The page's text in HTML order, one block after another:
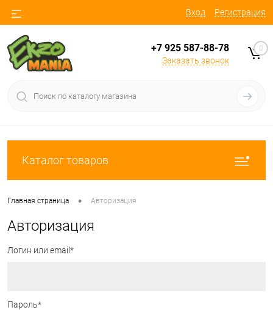
Вход Регистрация
+7 925 587-88-78
Заказать звонок
0
Каталог товаров
Главная страница • Авторизация
Авторизация
Логин или email*
Пароль*